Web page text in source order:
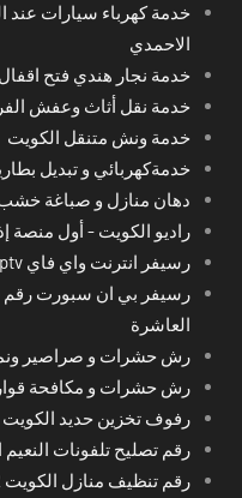
خدمة كهرباء سيارات عند
الاحمدي
خدمة نجار هندي فتح
خدمة نقل أثاث وعفش
خدمة ونش متنقل الكويت
خدمةكهربائي و تبديل
دهان منازل و صباغة خشب
راديو الكويت - أول منصة
رسيفر انترنت واي فاي iptv خدمة فني ستلايت المنقف
رسيفر بي ان سبورت رقم
العاشرة
رش حشرات و صراصير
رش حشرات و مكافحة
رفوف تخزين حديد الكويت
رقم تصليح تلفونات
رقم تنظيف منازل الكويت 55549242